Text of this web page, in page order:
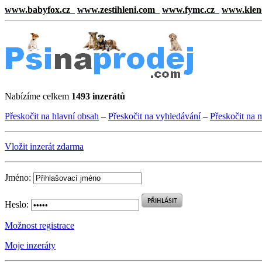
www.babyfox.cz www.zestihleni.com www.fymc.cz
Nabízíme celkem 1493 inzerátů
Přeskočit na hlavní obsah – Přeskočit na vyhledávání– Přeskočit na
Vložit inzerát zdarma
Jméno:
Heslo:
Možnost registrace
Moje inzeráty